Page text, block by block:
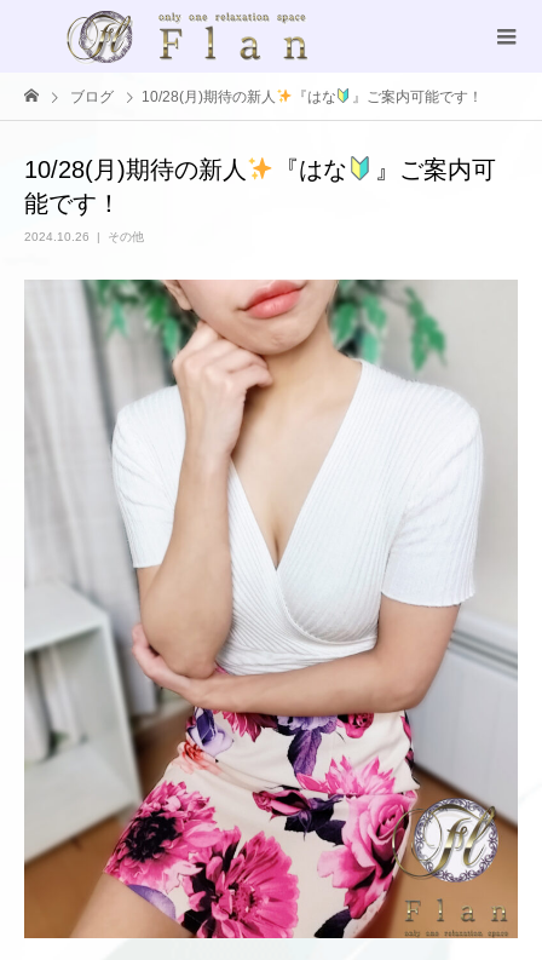
ブログ 10/28(月)期待の新人 『はな 』ご案内可能です！
10/28(月)期待の新人 『はな
』ご案内可
能です！
2024.10.26 その他